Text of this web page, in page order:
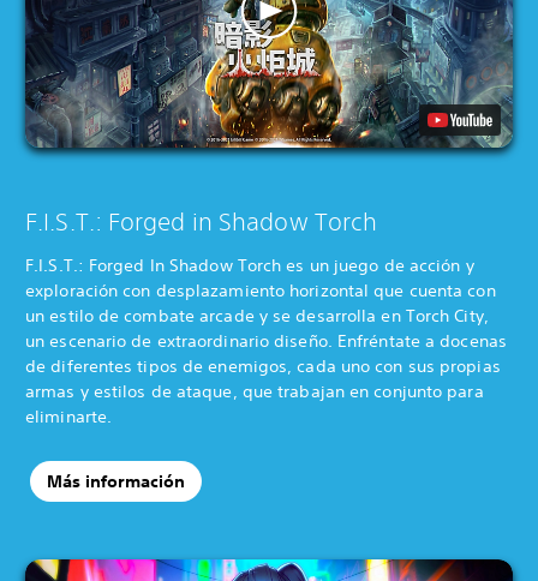
F.I.S.T.: Forged in Shadow Torch
F.I.S.T.: Forged In Shadow Torch es un juego de acción y
exploración con desplazamiento horizontal que cuenta con
un estilo de combate arcade y se desarrolla en Torch City,
un escenario de extraordinario diseño. Enfréntate a docenas
de diferentes tipos de enemigos, cada uno con sus propias
armas y estilos de ataque, que trabajan en conjunto para
eliminarte.
Más información